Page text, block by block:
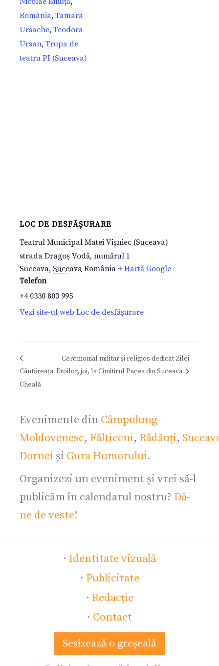
România, Tamara
Ursache, Teodora
Ursan, Trupa de
teatru PI (Suceava)
LOC DE DESFĂȘURARE
Teatrul Municipal Matei Vișniec (Suceava)
strada Dragoș Vodă, numărul 1
Suceava, Suceava România + Hartă Google
Telefon
+4 0330 803 995
Vezi site-ul web Loc de desfășurare
Cântăreața
Cheală
Ceremonial militar și religios dedicat Zilei
Eroilor, joi, la Cimitirul Pacea din Suceava
Evenimente din Câmpulung
Moldovenesc, Fălticeni, Rădăuți,
Dornei și Gura Humorului.
Organizezi un eveniment și vrei să-l
publicăm în calendarul nostru? Dă-
ne de veste!
· Identitate vizuală
· Publicitate
· Redacție
· Contact
Sesizează o greșeală